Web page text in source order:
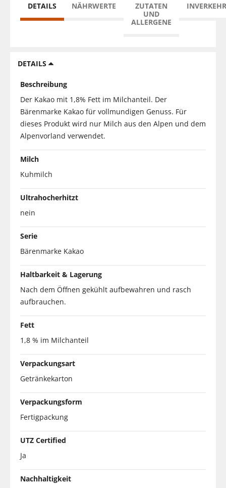
DETAILS NÄHRWERTE
ZUTATEN
UND
ALLERGENE
DETAILS
Beschreibung
Der Kakao mit 1,8% Fett im Milchanteil. Der
Bärenmarke Kakao für vollmundigen Genuss. Für
dieses Produkt wird nur Milch aus den Alpen und dem
Alpenvorland verwendet.
Milch
Kuhmilch
Ultrahocherhitzt
nein
Serie
Bärenmarke Kakao
Haltbarkeit & Lagerung
Nach dem Öffnen gekühlt aufbewahren und rasch
aufbrauchen.
Fett
1,8 % im Milchanteil
Verpackungsart
Getränkekarton
Verpackungsform
Fertigpackung
UTZ Certified
Ja
Nachhaltigkeit